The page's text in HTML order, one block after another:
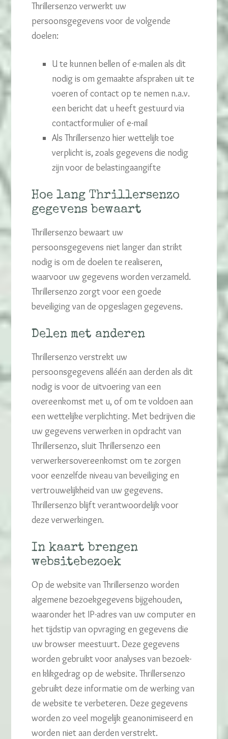
Thrillersenzo verwerkt uw
persoonsgegevens voor de volgende
doelen:
U te kunnen bellen of e-mailen als dit
nodig is om gemaakte afspraken uit te
voeren of contact op te nemen n.a.v.
een bericht dat u heeft gestuurd via
contactformulier of e-mail
Als Thrillersenzo hier wettelijk toe
verplicht is, zoals gegevens die nodig
zijn voor de belastingaangifte
Hoe lang Thrillersenzo
gegevens bewaart
Thrillersenzo bewaart uw
persoonsgegevens niet langer dan strikt
nodig is om de doelen te realiseren,
waarvoor uw gegevens worden verzameld.
Thrillersenzo zorgt voor een goede
beveiliging van de opgeslagen gegevens.
Delen met anderen
Thrillersenzo verstrekt uw
persoonsgegevens alléén aan derden als dit
nodig is voor de uitvoering van een
overeenkomst met u, of om te voldoen aan
een wettelijke verplichting. Met bedrijven die
uw gegevens verwerken in opdracht van
Thrillersenzo, sluit Thrillersenzo een
verwerkersovereenkomst om te zorgen
voor eenzelfde niveau van beveiliging en
vertrouwelijkheid van uw gegevens.
Thrillersenzo blijft verantwoordelijk voor
deze verwerkingen.
In kaart brengen
websitebezoek
Op de website van Thrillersenzo worden
algemene bezoekgegevens bijgehouden,
waaronder het IP-adres van uw computer en
het tijdstip van opvraging en gegevens die
uw browser meestuurt. Deze gegevens
worden gebruikt voor analyses van bezoek-
en klikgedrag op de website. Thrillersenzo
gebruikt deze informatie om de werking van
de website te verbeteren. Deze gegevens
worden zo veel mogelijk geanonimiseerd en
worden niet aan derden verstrekt.